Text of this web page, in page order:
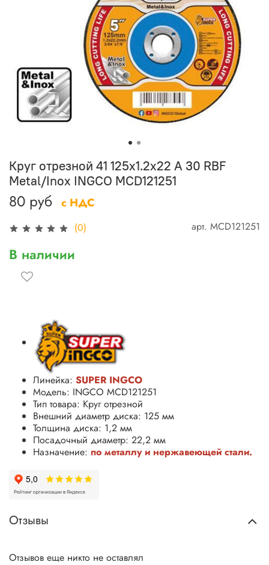
(0) арт. MCD121251
Круг отрезной 41 125х1.2х22 A 30 RBF
Metal/Inox INGCO MCD121251
80 руб с НДС
В наличии
Линейка: SUPER INGCO
Модель: INGCO MCD121251
Тип товара: Круг отрезной
Внешний диаметр диска: 125 мм
Толщина диска: 1,2 мм
Посадочный диаметр: 22,2 мм
Назначение: по металлу и нержавеющей стали.
Отзывы
Отзывов еще никто не оставлял